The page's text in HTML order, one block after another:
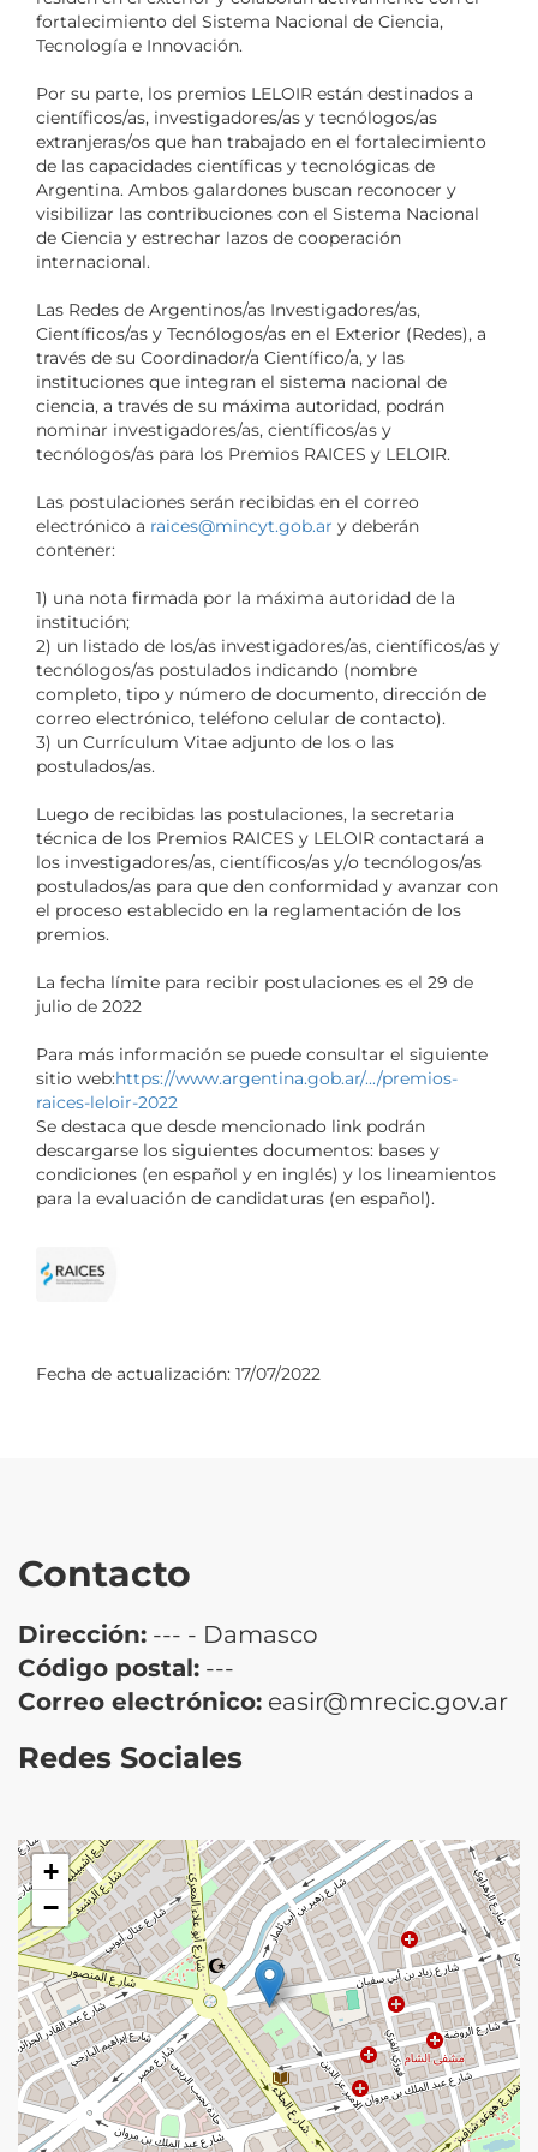
fortalecimiento del Sistema Nacional de Ciencia,
Tecnología e Innovación.
Por su parte, los premios LELOIR están destinados a
científicos/as, investigadores/as y tecnólogos/as
extranjeras/os que han trabajado en el fortalecimiento
de las capacidades científicas y tecnológicas de
Argentina. Ambos galardones buscan reconocer y
visibilizar las contribuciones con el Sistema Nacional
de Ciencia y estrechar lazos de cooperación
internacional.
Las Redes de Argentinos/as Investigadores/as,
Científicos/as y Tecnólogos/as en el Exterior (Redes), a
través de su Coordinador/a Científico/a, y las
instituciones que integran el sistema nacional de
ciencia, a través de su máxima autoridad, podrán
nominar investigadores/as, científicos/as y
tecnólogos/as para los Premios RAICES y LELOIR.
Las postulaciones serán recibidas en el correo
electrónico a raices@mincyt.gob.ar y deberán
contener:
1) una nota firmada por la máxima autoridad de la
institución;
2) un listado de los/as investigadores/as, científicos/as y
tecnólogos/as postulados indicando (nombre
completo, tipo y número de documento, dirección de
correo electrónico, teléfono celular de contacto).
3) un Currículum Vitae adjunto de los o las
postulados/as.
Luego de recibidas las postulaciones, la secretaria
técnica de los Premios RAICES y LELOIR contactará a
los investigadores/as, científicos/as y/o tecnólogos/as
postulados/as para que den conformidad y avanzar con
el proceso establecido en la reglamentación de los
premios.
La fecha límite para recibir postulaciones es el 29 de
julio de 2022
Para más información se puede consultar el siguiente
sitio web:https://www.argentina.gob.ar/.../premios-
raices-leloir-2022
Se destaca que desde mencionado link podrán
descargarse los siguientes documentos: bases y
condiciones (en español y en inglés) y los lineamientos
para la evaluación de candidaturas (en español).
Fecha de actualización: 17/07/2022
Contacto
Dirección: --- - Damasco
Código postal: ---
Correo electrónico: easir@mrecic.gov.ar
Redes Sociales
+
−